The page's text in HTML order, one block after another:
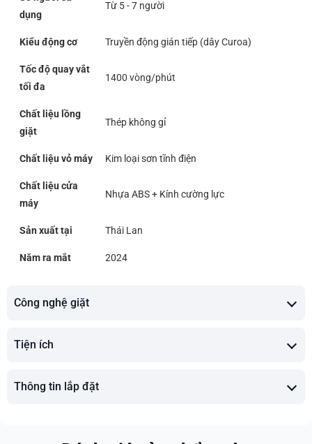
dụng
Từ 5 - 7 người
Kiểu động cơ Truyền động gián tiếp (dây Curoa)
Tốc độ quay vắt
tối đa
1400 vòng/phút
Chất liệu lồng
giặt
Thép không gỉ
Chất liệu vỏ máy Kim loại sơn tĩnh điện
Chất liệu cửa
máy
Nhựa ABS + Kính cường lực
Sản xuất tại Thái Lan
Năm ra mắt 2024
Công nghệ giặt
Tiện ích
Thông tin lắp đặt